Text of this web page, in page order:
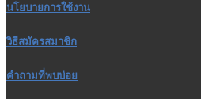
นโยบายการใช้งาน
วิธีสมัครสมาชิก
คำถามที่พบบ่อย